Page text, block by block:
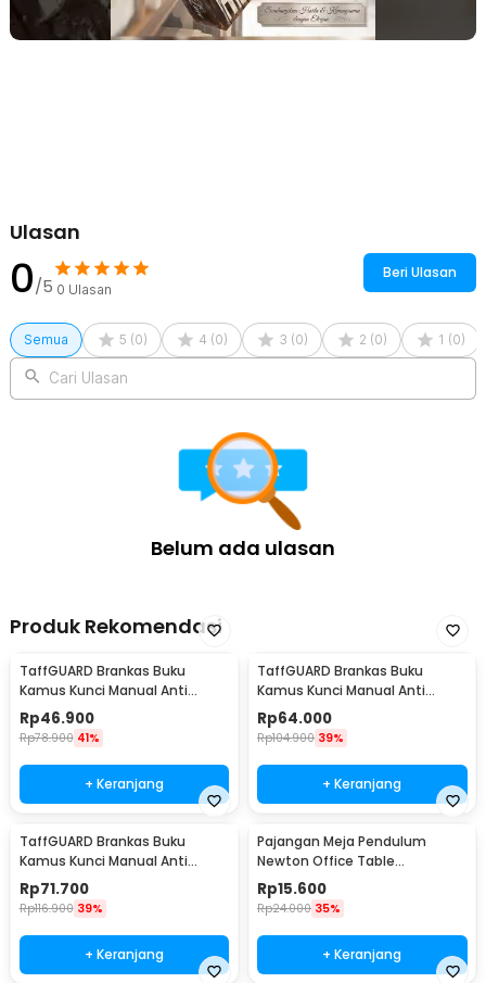
buku, meja kerja, lemari, hingga laci besar. Ukurannya cukup untuk
menyimpan berbagai barang berharga berukuran kecil tanpa
Ulasan
0/5 0 Ulasan
Beri Ulasan
Semua 5 (0) 4 (0) 3 (0) 2 (0) 1 (0)
Cari Ulasan
Belum ada ulasan
Produk Rekomendasi
TaffGUARD Brankas Buku
Kamus Kunci Manual Anti
Maling Hidden Safe Box Kecil -
KB-10L
Rp46.900
Rp78.900 41%
+ Keranjang
TaffGUARD Brankas Buku
Kamus Kunci Manual Anti
Maling Hidden Safe Box Sedang
- KB-10L
Rp64.000
Rp104.900 39%
+ Keranjang
TaffGUARD Brankas Buku
Kamus Kunci Manual Anti
Maling Hidden Safe Box Besar -
KB-10L
Rp71.700
Rp116.900 39%
+ Keranjang
Pajangan Meja Pendulum
Newton Office Table
Decoration 5 Ball S - H50S
Rp15.600
Rp24.000 35%
+ Keranjang